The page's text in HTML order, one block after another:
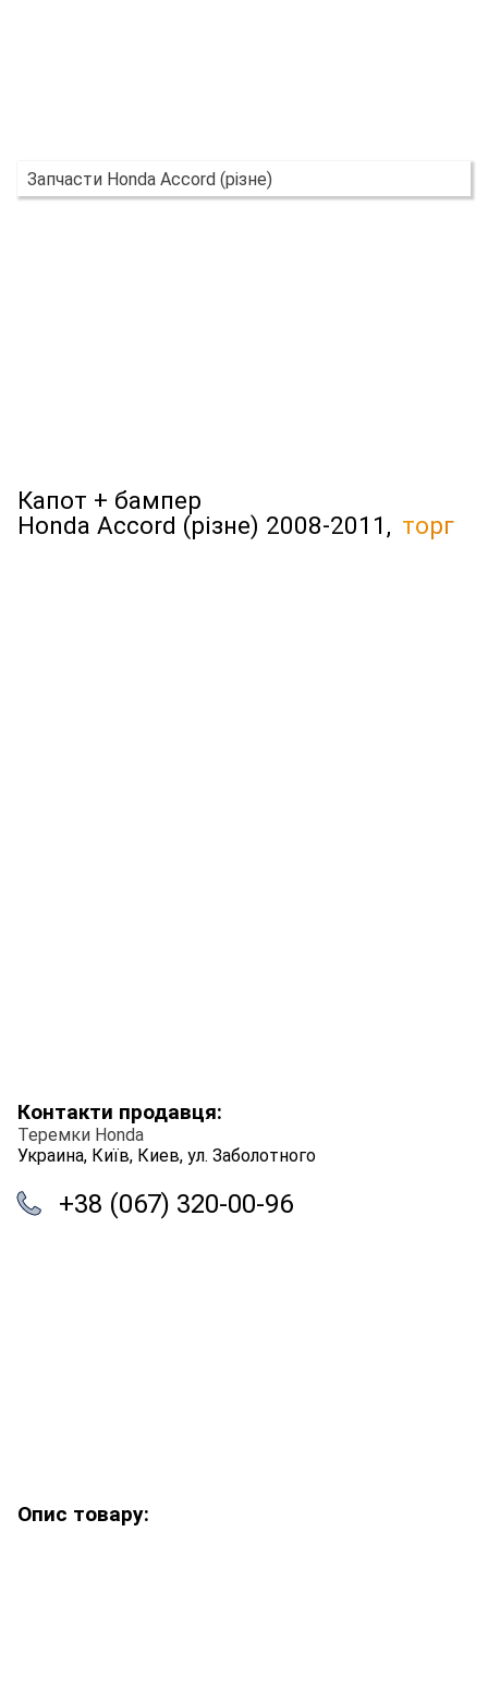
Запчасти Honda Accord (різне)
Капот + бампер
Honda Accord (різне) 2008-2011, торг
Контакти продавця:
Теремки Honda
Украина, Київ, Киев, ул. Заболотного
+38 (067) 320-00-96
Опис товару: